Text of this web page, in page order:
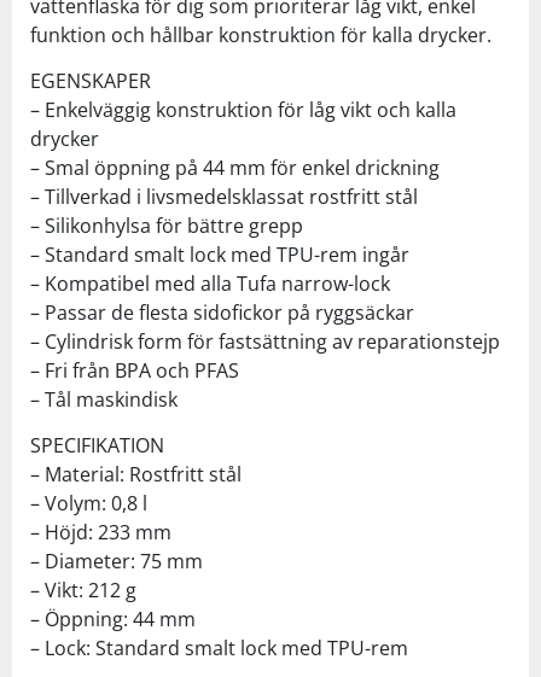
vattenflaska för dig som prioriterar låg vikt, enkel
funktion och hållbar konstruktion för kalla drycker.
EGENSKAPER
– Enkelväggig konstruktion för låg vikt och kalla
drycker
– Smal öppning på 44 mm för enkel drickning
– Tillverkad i livsmedelsklassat rostfritt stål
– Silikonhylsa för bättre grepp
– Standard smalt lock med TPU-rem ingår
– Kompatibel med alla Tufa narrow-lock
– Passar de flesta sidofickor på ryggsäckar
– Cylindrisk form för fastsättning av reparationstejp
– Fri från BPA och PFAS
– Tål maskindisk
SPECIFIKATION
– Material: Rostfritt stål
– Volym: 0,8 l
– Höjd: 233 mm
– Diameter: 75 mm
– Vikt: 212 g
– Öppning: 44 mm
– Lock: Standard smalt lock med TPU-rem